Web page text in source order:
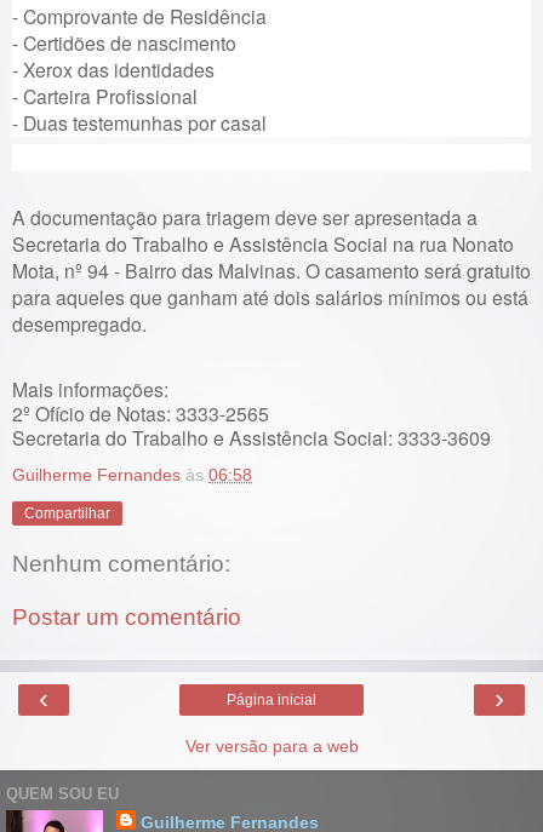
- Comprovante de Residência
- Certidões de nascimento
- Xerox das identidades
- Carteira Profissional
- Duas testemunhas por casal
A documentação para triagem deve ser apresentada a
Secretaria do Trabalho e Assistência Social na rua Nonato
Mota, nº 94 - Bairro das Malvinas. O casamento será gratuito
para aqueles que ganham até dois salários mínimos ou está
desempregado.
Mais informações:
2º Ofício de Notas: 3333-2565
Secretaria do Trabalho e Assistência Social: 3333-3609
Guilherme Fernandes às 06:58
Compartilhar
Nenhum comentário:
Postar um comentário
‹ ›
Página inicial
Ver versão para a web
QUEM SOU EU
Guilherme Fernandes